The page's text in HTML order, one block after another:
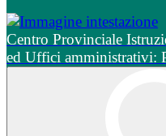
Centro Provinciale
ed Uffici amministrativi: